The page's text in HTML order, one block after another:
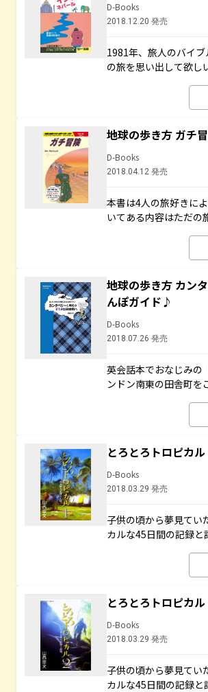
D-Books
2018.12.20 発売
1981年、旅人のバイ
の旅を思い出して欲し
地球の歩き方 ガチ
D-Books
2018.04.12 発売
本書は4人の旅好きに
いてある内容はただの
地球の歩き方 カン
んぽガイド♪
D-Books
2018.07.26 発売
英会話本でおなじみの
ンドン南東の田舎町を
とろとろトロピカ
D-Books
2018.03.29 発売
子供の頃から夢見てい
カルな45日間の記録と
とろとろトロピカ
D-Books
2018.03.29 発売
子供の頃から夢見てい
カルな45日間の記録と